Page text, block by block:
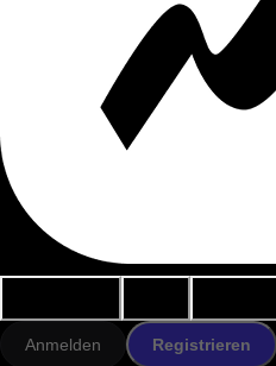
Anmelden Registrieren